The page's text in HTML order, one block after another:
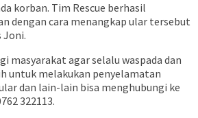
korban. Tim Rescue berhasil
dengan cara menangkap ular tersebut
Joni.
masyarakat agar selalu waspada dan
untuk melakukan penyelamatan
dan lain-lain bisa menghubungi ke
322113.